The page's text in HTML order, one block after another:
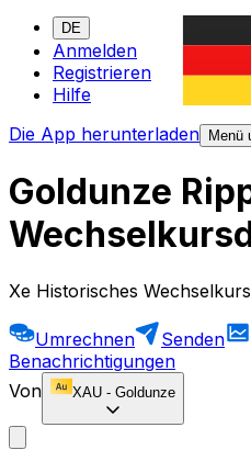
DE
Anmelden
Registrieren
Hilfe
Die App herunterladen
Menü
Goldunze
Xe Historisches
Umrechnen Senden
Benachrichtigungen
Von
XAU - Goldunze